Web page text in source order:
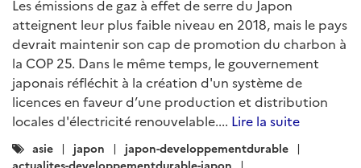
Catégories
:
japon
japon-developpementdurable
energies-fossiles
energie environnement
climat
transport
actualites-developpementdurable-japon
hydrogene
eolien